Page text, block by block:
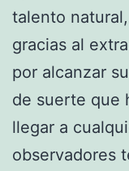
talento
gracias al
por alcanzar
de suerte que
llegar a
observadores